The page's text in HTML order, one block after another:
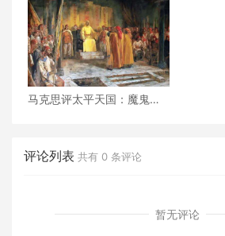
马克思评太平天国：魔鬼的
评论列表 共有 0 条评论
暂无评论